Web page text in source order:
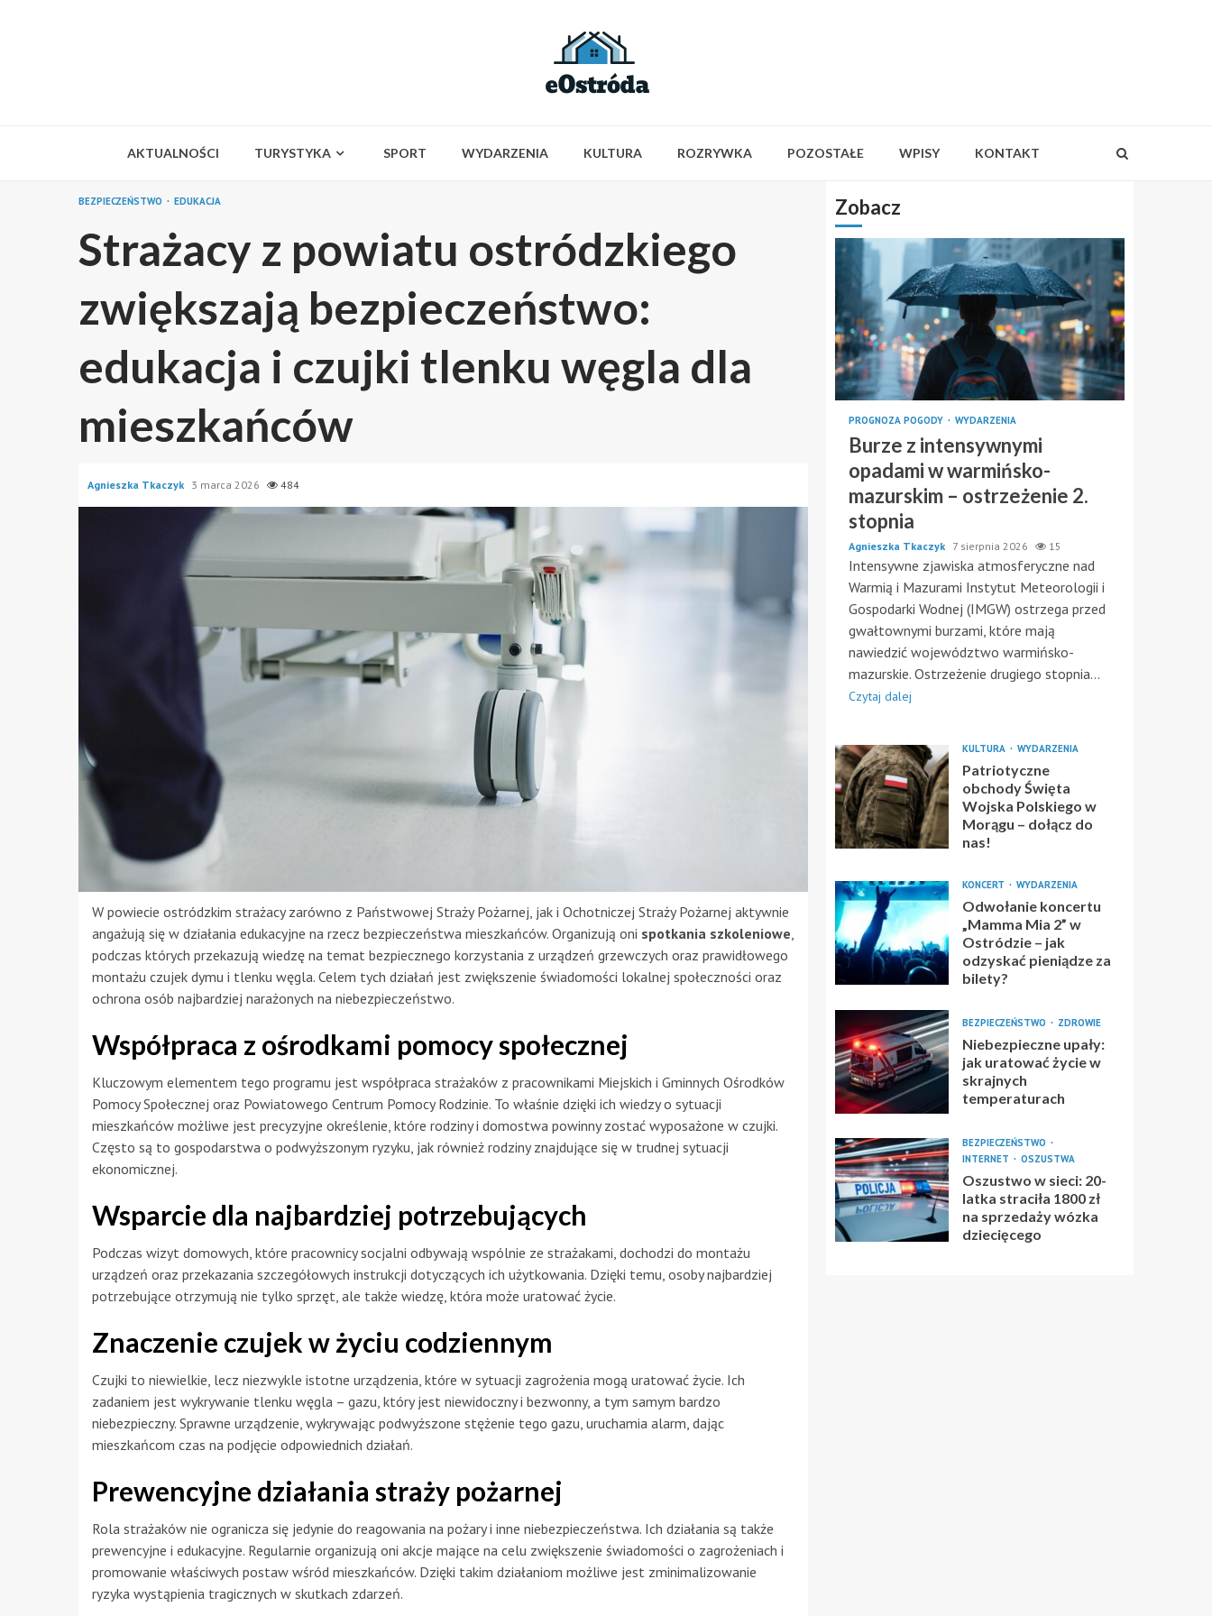
AKTUALNOŚCI TURYSTYKA SPORT WYDARZENIA KULTURA ROZRYWKA POZOSTAŁE WPISY KONTAKT
BEZPIECZEŃSTWO EDUKACJA
Strażacy z powiatu ostródzkiego
zwiększają bezpieczeństwo:
edukacja i czujki tlenku węgla dla
mieszkańców
Agnieszka Tkaczyk 3 marca 2026 484
W powiecie ostródzkim strażacy zarówno z Państwowej Straży Pożarnej, jak i Ochotniczej Straży Pożarnej aktywnie
angażują się w działania edukacyjne na rzecz bezpieczeństwa mieszkańców. Organizują oni spotkania szkoleniowe,
podczas których przekazują wiedzę na temat bezpiecznego korzystania z urządzeń grzewczych oraz prawidłowego
montażu czujek dymu i tlenku węgla. Celem tych działań jest zwiększenie świadomości lokalnej społeczności oraz
ochrona osób najbardziej narażonych na niebezpieczeństwo.
Współpraca z ośrodkami pomocy społecznej
Kluczowym elementem tego programu jest współpraca strażaków z pracownikami Miejskich i Gminnych Ośrodków
Pomocy Społecznej oraz Powiatowego Centrum Pomocy Rodzinie. To właśnie dzięki ich wiedzy o sytuacji
mieszkańców możliwe jest precyzyjne określenie, które rodziny i domostwa powinny zostać wyposażone w czujki.
Często są to gospodarstwa o podwyższonym ryzyku, jak również rodziny znajdujące się w trudnej sytuacji
ekonomicznej.
Wsparcie dla najbardziej potrzebujących
Podczas wizyt domowych, które pracownicy socjalni odbywają wspólnie ze strażakami, dochodzi do montażu
urządzeń oraz przekazania szczegółowych instrukcji dotyczących ich użytkowania. Dzięki temu, osoby najbardziej
potrzebujące otrzymują nie tylko sprzęt, ale także wiedzę, która może uratować życie.
Znaczenie czujek w życiu codziennym
Czujki to niewielkie, lecz niezwykle istotne urządzenia, które w sytuacji zagrożenia mogą uratować życie. Ich
zadaniem jest wykrywanie tlenku węgla – gazu, który jest niewidoczny i bezwonny, a tym samym bardzo
niebezpieczny. Sprawne urządzenie, wykrywając podwyższone stężenie tego gazu, uruchamia alarm, dając
mieszkańcom czas na podjęcie odpowiednich działań.
Prewencyjne działania straży pożarnej
Rola strażaków nie ogranicza się jedynie do reagowania na pożary i inne niebezpieczeństwa. Ich działania są także
prewencyjne i edukacyjne. Regularnie organizują oni akcje mające na celu zwiększenie świadomości o zagrożeniach i
promowanie właściwych postaw wśród mieszkańców. Dzięki takim działaniom możliwe jest zminimalizowanie
ryzyka wystąpienia tragicznych w skutkach zdarzeń.
Zobacz
PROGNOZA POGODY WYDARZENIA
Burze z intensywnymi
opadami w warmińsko-
mazurskim – ostrzeżenie 2.
stopnia
Agnieszka Tkaczyk 7 sierpnia 2026 15
Intensywne zjawiska atmosferyczne nad
Warmią i Mazurami Instytut Meteorologii i
Gospodarki Wodnej (IMGW) ostrzega przed
gwałtownymi burzami, które mają
nawiedzić województwo warmińsko-
mazurskie. Ostrzeżenie drugiego stopnia...
Czytaj dalej
KULTURA WYDARZENIA
Patriotyczne
obchody Święta
Wojska Polskiego w
Morągu – dołącz do
nas!
KONCERT WYDARZENIA
Odwołanie koncertu
„Mamma Mia 2” w
Ostródzie – jak
odzyskać pieniądze za
bilety?
BEZPIECZEŃSTWO ZDROWIE
Niebezpieczne upały:
jak uratować życie w
skrajnych
temperaturach
BEZPIECZEŃSTWO
INTERNET
OSZUSTWA
Oszustwo w sieci: 20-
latka straciła 1800 zł
na sprzedaży wózka
dziecięcego